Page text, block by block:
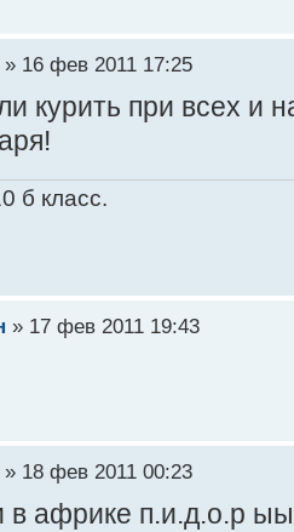
» 16 фев 2011 17:25
курить при всех и
б класс.
» 17 фев 2011 19:43
» 18 фев 2011 00:23
и в африке